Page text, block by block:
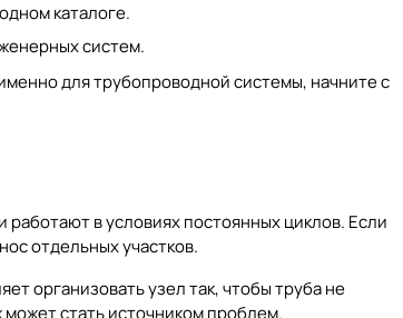
каталоге.
систем.
для трубопроводной системы, начните с
в условиях постоянных циклов. Если
отдельных участков.
организовать узел так, чтобы труба не
стать источником проблем.